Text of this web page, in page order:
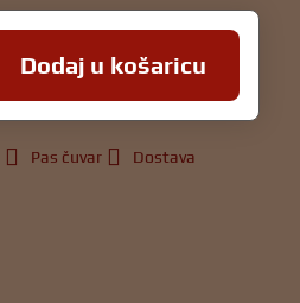
Dodaj u košaricu
Pas čuvar Dostava